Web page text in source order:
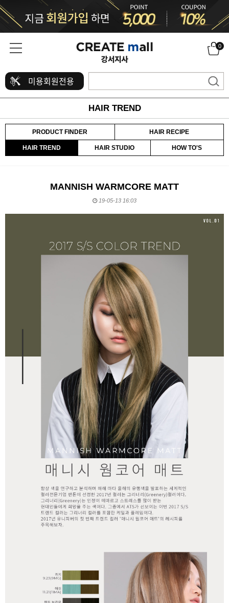
0
미용회원전용
HAIR TREND
PRODUCT FINDER HAIR RECIPE
HAIR TREND HAIR STUDIO HOW TO'S
MANNISH WARMCORE MATT
19-05-13 16:03